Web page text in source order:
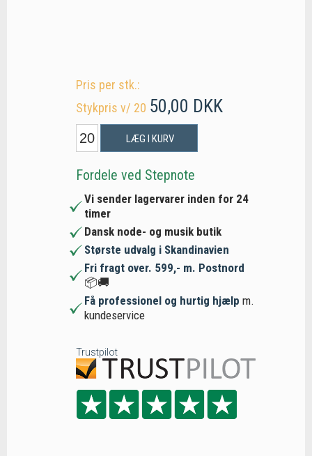
Pris per stk.:
Stykpris v/ 20 50,00 DKK
LÆG I KURV
Fordele ved Stepnote
Vi sender lagervarer inden for 24
timer
Dansk node- og musik butik
Største udvalg i Skandinavien
Fri fragt over. 599,- m. Postnord
📦🚚
Få professionel og hurtig hjælp m.
kundeservice
Trustpilot